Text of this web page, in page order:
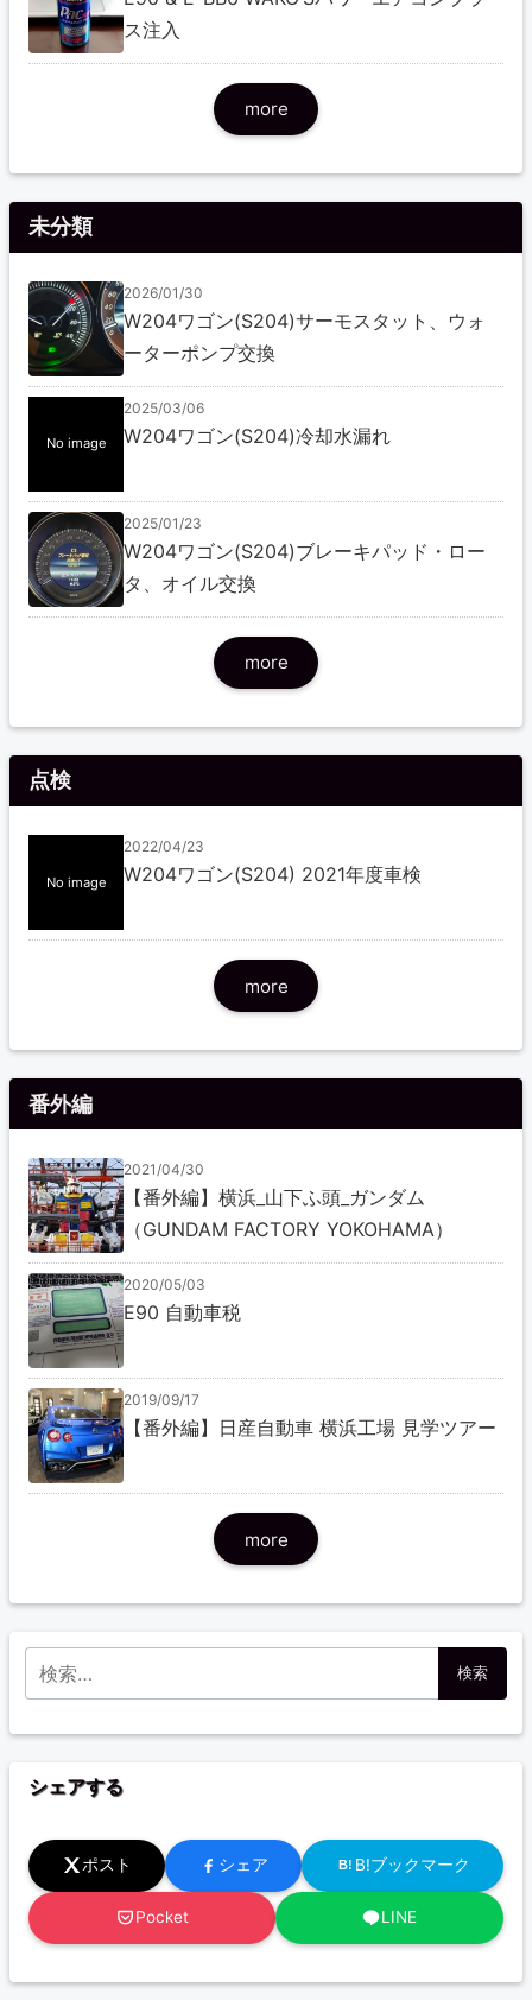
ス注入
more
未分類
2026/01/30
W204ワゴン(S204)サーモスタット、ウォ
ーターポンプ交換
No image
2025/03/06
W204ワゴン(S204)冷却水漏れ
2025/01/23
W204ワゴン(S204)ブレーキパッド・ロー
タ、オイル交換
more
点検
No image
2022/04/23
W204ワゴン(S204) 2021年度車検
more
番外編
2021/04/30
【番外編】横浜_山下ふ頭_ガンダム
（GUNDAM FACTORY YOKOHAMA）
2020/05/03
E90 自動車税
2019/09/17
【番外編】日産自動車 横浜工場 見学ツアー
more
検索:
シェアする
ポスト シェア B! B!ブックマーク
Pocket LINE